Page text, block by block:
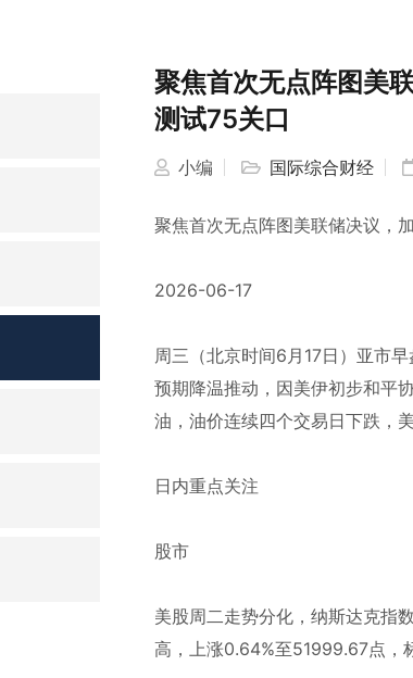
聚焦首次无点阵图美
测试75关口
小编 国际综合财经
聚焦首次无点阵图美联储决议，
2026-06-17
周三（北京时间6月17日）亚市
预期降温推动，因美伊初步和平
油，油价连续四个交易日下跌，
日内重点关注
股市
美股周二走势分化，纳斯达克指
高，上涨0.64%至51999.67点，